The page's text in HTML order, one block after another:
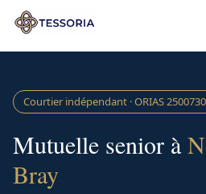
Aller au contenu principal
Courtier indépendant · ORIAS
Mutuelle senior à
Bray